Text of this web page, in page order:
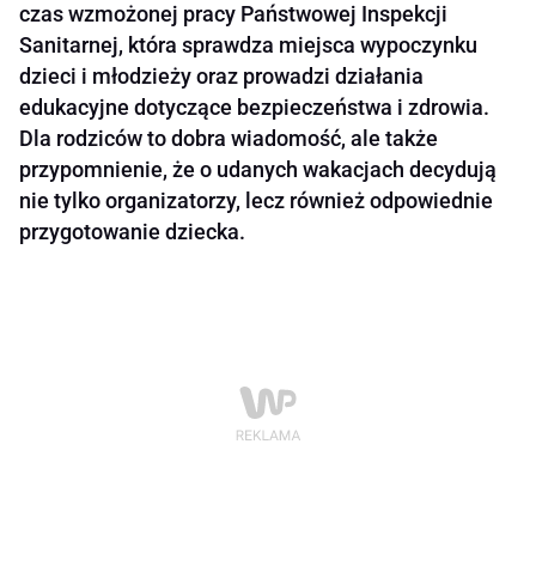
czas wzmożonej pracy Państwowej Inspekcji
Sanitarnej, która sprawdza miejsca wypoczynku
dzieci i młodzieży oraz prowadzi działania
edukacyjne dotyczące bezpieczeństwa i zdrowia.
Dla rodziców to dobra wiadomość, ale także
przypomnienie, że o udanych wakacjach decydują
nie tylko organizatorzy, lecz również odpowiednie
przygotowanie dziecka.